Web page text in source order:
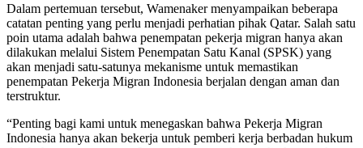
Dalam pertemuan tersebut, Wamenaker menyampaikan beberapa
catatan penting yang perlu menjadi perhatian pihak Qatar. Salah satu
poin utama adalah bahwa penempatan pekerja migran hanya akan
dilakukan melalui Sistem Penempatan Satu Kanal (SPSK) yang
akan menjadi satu-satunya mekanisme untuk memastikan
penempatan Pekerja Migran Indonesia berjalan dengan aman dan
terstruktur.
“Penting bagi kami untuk menegaskan bahwa Pekerja Migran
Indonesia hanya akan bekerja untuk pemberi kerja berbadan hukum